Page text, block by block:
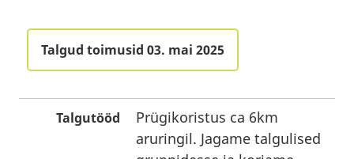
Talgud toimusid 03. mai 2025
Talgutööd
Prügikoristus ca 6km
aruringil. Jagame talgulised